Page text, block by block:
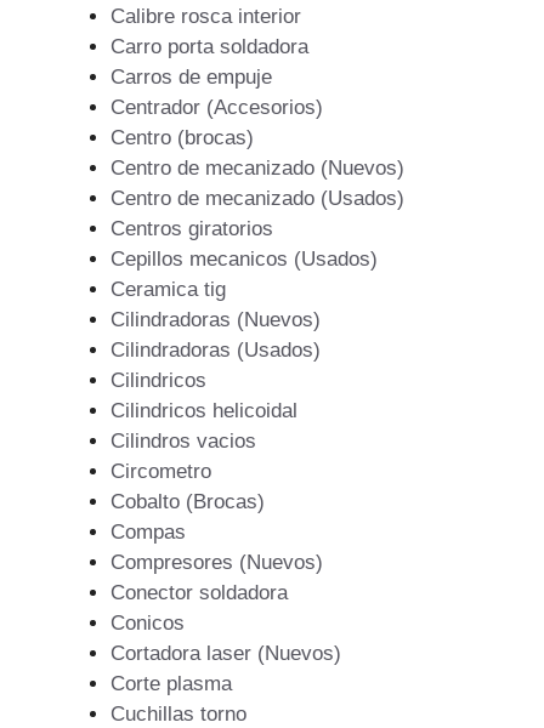
Calibre rosca interior
Carro porta soldadora
Carros de empuje
Centrador (Accesorios)
Centro (brocas)
Centro de mecanizado (Nuevos)
Centro de mecanizado (Usados)
Centros giratorios
Cepillos mecanicos (Usados)
Ceramica tig
Cilindradoras (Nuevos)
Cilindradoras (Usados)
Cilindricos
Cilindricos helicoidal
Cilindros vacios
Circometro
Cobalto (Brocas)
Compas
Compresores (Nuevos)
Conector soldadora
Conicos
Cortadora laser (Nuevos)
Corte plasma
Cuchillas torno